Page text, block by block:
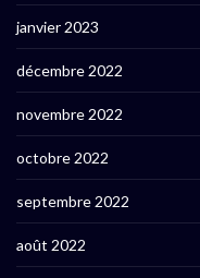
janvier 2023
décembre 2022
novembre 2022
octobre 2022
septembre 2022
août 2022